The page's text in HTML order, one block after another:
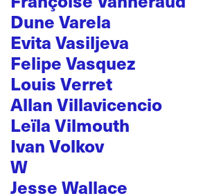
Dune Varela
Evita Vasiljeva
Felipe Vasquez
Louis Verret
Allan Villavicencio
Leïla Vilmouth
Ivan Volkov
W
Jesse Wallace